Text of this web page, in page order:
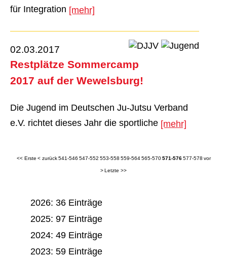
für Integration [mehr]
02.03.2017
Restplätze Sommercamp
2017 auf der Wewelsburg!
Die Jugend im Deutschen Ju-Jutsu Verband
e.V. richtet dieses Jahr die sportliche [mehr]
<< Erste < zurück541-546 547-552 553-558 559-564565-570571-576577-578 vor
> Letzte >>
2026: 36 Einträge
2025: 97 Einträge
2024: 49 Einträge
2023: 59 Einträge